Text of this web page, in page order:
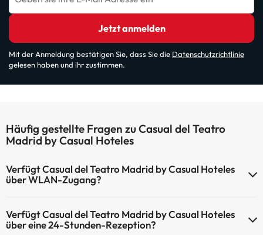
Jetzt anmelden
Mit der Anmeldung bestätigen Sie, dass Sie die Datenschutzrichtlinie
gelesen haben und ihr zustimmen.
Häufig gestellte Fragen zu Casual del Teatro
Madrid by Casual Hoteles
Verfügt Casual del Teatro Madrid by Casual Hoteles
über WLAN-Zugang?
Zugang.
Verfügt Casual del Teatro Madrid by Casual Hoteles
über eine 24-Stunden-Rezeption?